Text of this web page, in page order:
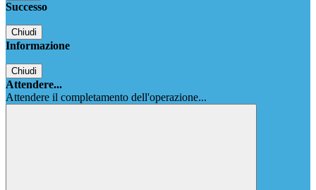
Successo
Chiudi
Informazione
Chiudi
Attendere...
Attendere il completamento dell'operazione...